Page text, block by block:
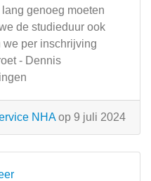
genoeg moeten
de studieduur ook
we per inschrijving
- Dennis
NHAop 9 juli 2024